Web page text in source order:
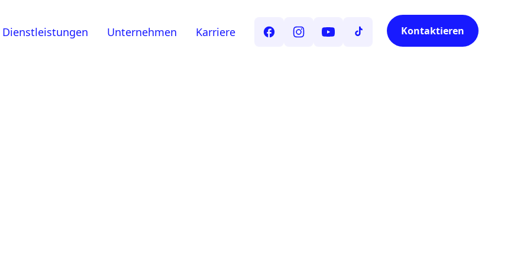
Dienstleistungen Unternehmen Karriere Kontaktieren